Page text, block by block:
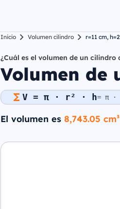
Inicio Volumen cilindro r=11 cm,
¿Cuál es el volumen de un
Volumen de
V = π · r² · h= π ·
El volumen es 8,743.05 cm³